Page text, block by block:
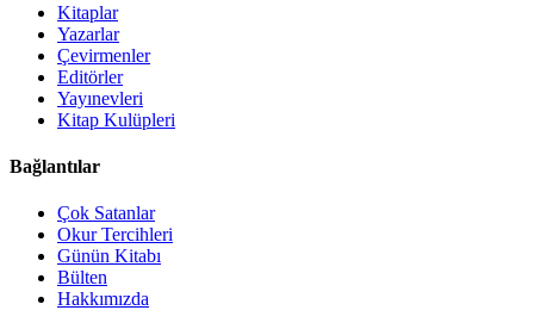
Kitaplar
Yazarlar
Çevirmenler
Editörler
Yayınevleri
Kitap Kulüpleri
Bağlantılar
Çok Satanlar
Okur Tercihleri
Günün Kitabı
Bülten
Hakkımızda